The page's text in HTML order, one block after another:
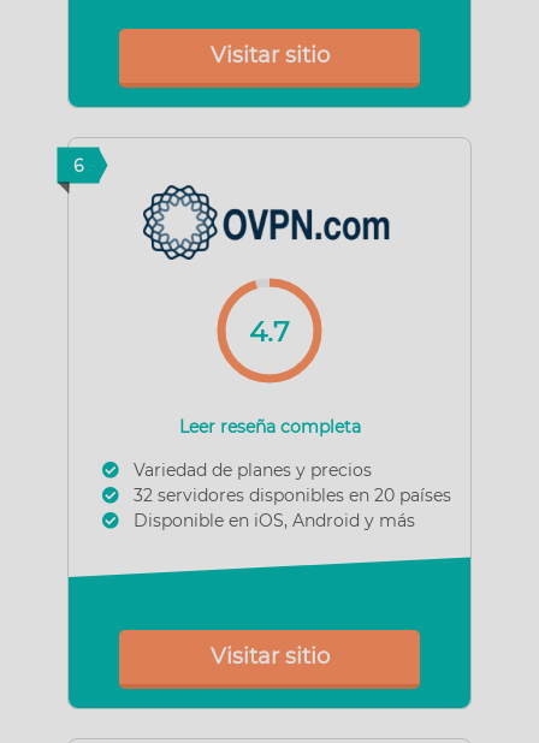
Visitar sitio
6
4.7
Leer reseña completa
Variedad de planes y precios
32 servidores disponibles en 20 países
Disponible en iOS, Android y más
Visitar sitio